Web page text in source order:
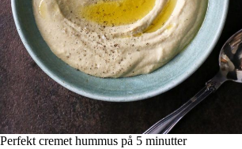
Perfekt cremet hummus på 5 minutter